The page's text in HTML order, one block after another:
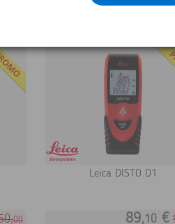
00
Leica DISTO D1
89,10 €